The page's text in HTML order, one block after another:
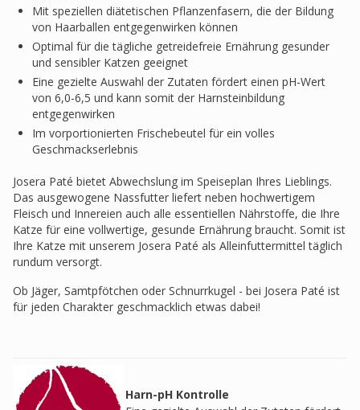
Mit speziellen diätetischen Pflanzenfasern, die der Bildung
von Haarballen entgegenwirken können
Optimal für die tägliche getreidefreie Ernährung gesunder
und sensibler Katzen geeignet
Eine gezielte Auswahl der Zutaten fördert einen pH-Wert
von 6,0-6,5 und kann somit der Harnsteinbildung
entgegenwirken
Im vorportionierten Frischebeutel für ein volles
Geschmackserlebnis
Josera Paté bietet Abwechslung im Speiseplan Ihres Lieblings.
Das ausgewogene Nassfutter liefert neben hochwertigem
Fleisch und Innereien auch alle essentiellen Nährstoffe, die Ihre
Katze für eine vollwertige, gesunde Ernährung braucht. Somit ist
Ihre Katze mit unserem Josera Paté als Alleinfuttermittel täglich
rundum versorgt.
Ob Jäger, Samtpfötchen oder Schnurrkugel - bei Josera Paté ist
für jeden Charakter geschmacklich etwas dabei!
Harn-pH Kontrolle